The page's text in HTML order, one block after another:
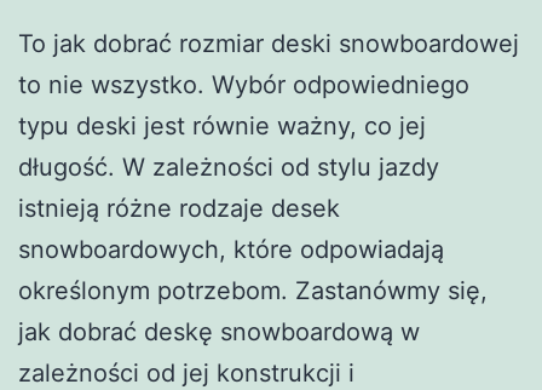
To jak dobrać rozmiar deski snowboardowej
to nie wszystko. Wybór odpowiedniego
typu deski jest równie ważny, co jej
długość. W zależności od stylu jazdy
istnieją różne rodzaje desek
snowboardowych, które odpowiadają
określonym potrzebom. Zastanówmy się,
jak dobrać deskę snowboardową w
zależności od jej konstrukcji i